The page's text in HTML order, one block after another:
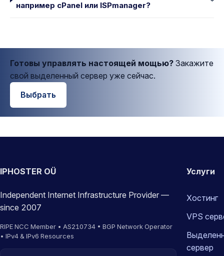
например cPanel или ISPmanager?
Готовы управлять настоящей мощью? Закажите
свой выделенный сервер уже сейчас.
Выбрать
IPHOSTER OÜ
Independent Internet Infrastructure Provider —
since 2007
RIPE NCC Member • AS210734 • BGP Network Operator
• IPv4 & IPv6 Resources
Услуги
Хостинг
VPS
сервер